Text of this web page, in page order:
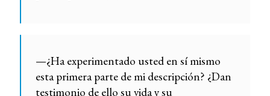
—¿Ha experimentado usted en sí mismo
esta primera parte de mi descripción? ¿Dan
testimonio de ello su vida y su